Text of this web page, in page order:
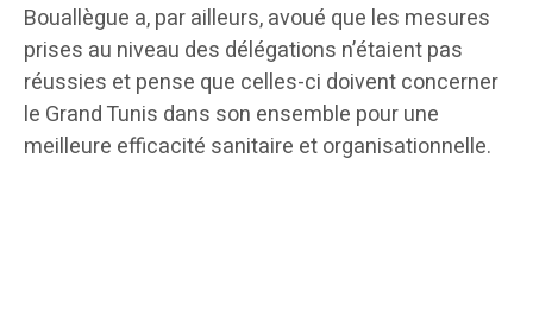
Bouallègue a, par ailleurs, avoué que les mesures
prises au niveau des délégations n’étaient pas
réussies et pense que celles-ci doivent concerner
le Grand Tunis dans son ensemble pour une
meilleure efficacité sanitaire et organisationnelle.